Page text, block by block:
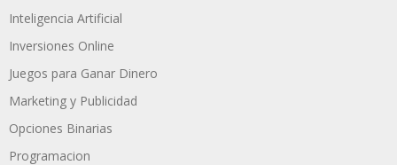
Inteligencia Artificial
Inversiones Online
Juegos para Ganar Dinero
Marketing y Publicidad
Opciones Binarias
Programacion